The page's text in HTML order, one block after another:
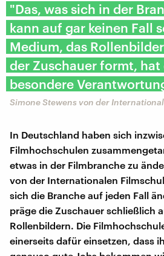
"Das, was sich in der
kann auf gar keinen Fall
Medium, das
der Zuschauer formt, hat
besondere
Simone Stewens von der
In Deutschland haben sich
Filmhochschulen
etwas in der Filmbranche zu
von der Internationalen
sich die Branche auf jeden Fall
präge die Zuschauer schließlich
Rollenbildern. Die
einerseits dafür einsetzen, dass